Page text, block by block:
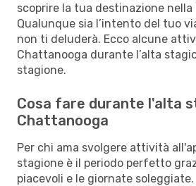
scoprire la tua destinazione nella
Qualunque sia l’intento del tuo
non ti deluderà. Ecco alcune
Chattanooga durante l’alta
stagione.
Cosa fare durante l'alta
Chattanooga
Per chi ama svolgere attività
stagione è il periodo perfetto
piacevoli e le giornate